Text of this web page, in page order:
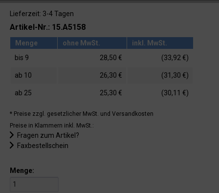
Lieferzeit: 3-4 Tagen
Artikel-Nr.: 15.A5158
Menge ohne MwSt.
inkl. MwSt.
bis 9 28,50 € (33,92 €)
ab 10 26,30 € (31,30 €)
ab 25 25,30 € (30,11 €)
* Preise zzgl. gesetzlicher MwSt. und Versandkosten
Preise in Klammern inkl. MwSt.:
Fragen zum Artikel?
Faxbestellschein
Menge: